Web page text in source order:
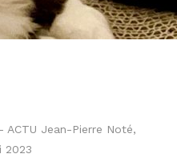
- ACTU Jean-Pierre Noté,
2023